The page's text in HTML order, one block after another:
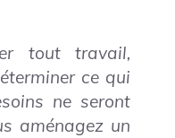
tout travail,
ce qui
ne seront
aménagez un